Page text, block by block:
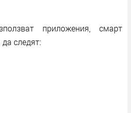
приложения, смарт
следят: